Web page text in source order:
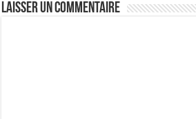
Laisser un commentaire